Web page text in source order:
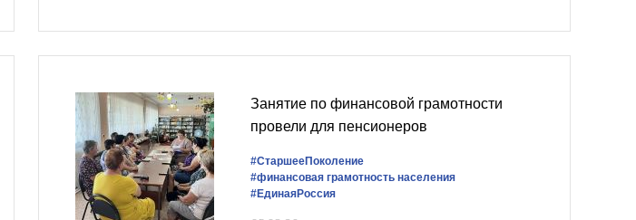
Занятие по финансовой грамотности
провели для пенсионеров
#СтаршееПоколение
#финансовая грамотность населения
#ЕдинаяРоссия